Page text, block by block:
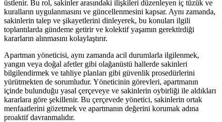
üstlenir. Bu rol, sakinler arasındaki ilişkileri düzenleyen iç tüzük ve
kuralların uygulanmasını ve güncellenmesini kapsar. Aynı zamanda,
sakinlerin talep ve şikayetlerini dinleyerek, bu konuları ilgili
toplantılarda gündeme getirir ve kolektif yaşamın gerektirdiği
kararların alınmasını kolaylaştırır.
Apartman yöneticisi, aynı zamanda acil durumlarla ilgilenmek,
yangın veya doğal afetler gibi olağanüstü hallerde sakinleri
bilgilendirmek ve tahliye planları gibi güvenlik prosedürlerini
yürütmekten de sorumludur. Yöneticinin görevleri, apartmanın
içinde bulunduğu yasal çerçeveye ve sakinlerin oybirliği ile aldıkları
kararlara göre şekillenir. Bu çerçevede yönetici, sakinlerin ortak
menfaatlerini gözetmek ve apartmanın değerini korumak adına
proaktif davranmalıdır.